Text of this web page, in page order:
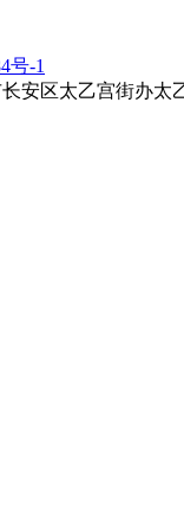
号-1
安区太乙宫街办太